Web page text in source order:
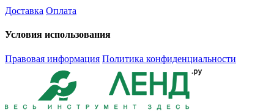
Доставка Оплата
Условия использования
Правовая информация Политика конфиденциальности